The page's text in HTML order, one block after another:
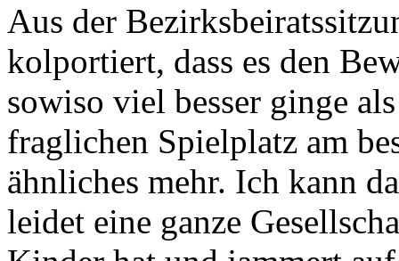
Aus der
kolportiert, dass es den
sowiso viel besser ginge
fraglichen Spielplatz am
ähnliches mehr. Ich kann
leidet eine ganze